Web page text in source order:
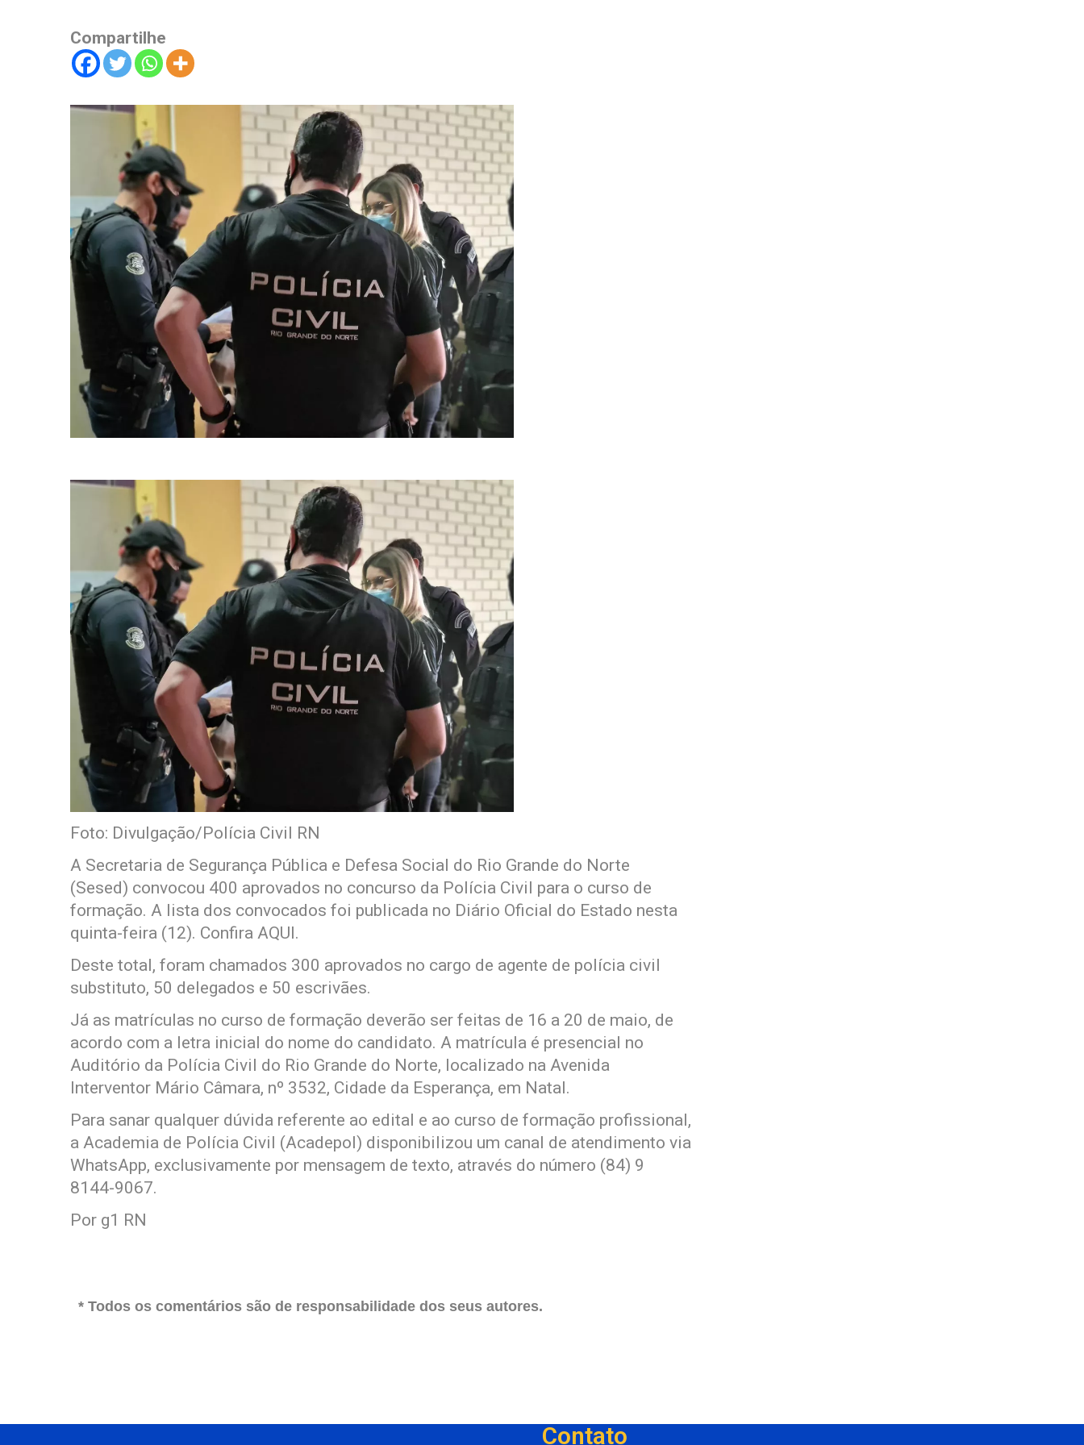
Compartilhe
Foto: Divulgação/Polícia Civil RN
A Secretaria de Segurança Pública e Defesa Social do Rio Grande do Norte
(Sesed) convocou 400 aprovados no concurso da Polícia Civil para o curso de
formação. A lista dos convocados foi publicada no Diário Oficial do Estado nesta
quinta-feira (12). Confira AQUI.
Deste total, foram chamados 300 aprovados no cargo de agente de polícia civil
substituto, 50 delegados e 50 escrivães.
Já as matrículas no curso de formação deverão ser feitas de 16 a 20 de maio, de
acordo com a letra inicial do nome do candidato. A matrícula é presencial no
Auditório da Polícia Civil do Rio Grande do Norte, localizado na Avenida
Interventor Mário Câmara, nº 3532, Cidade da Esperança, em Natal.
Para sanar qualquer dúvida referente ao edital e ao curso de formação profissional,
a Academia de Polícia Civil (Acadepol) disponibilizou um canal de atendimento via
WhatsApp, exclusivamente por mensagem de texto, através do número (84) 9
8144-9067.
Por g1 RN
* Todos os comentários são de responsabilidade dos seus autores.
Contato